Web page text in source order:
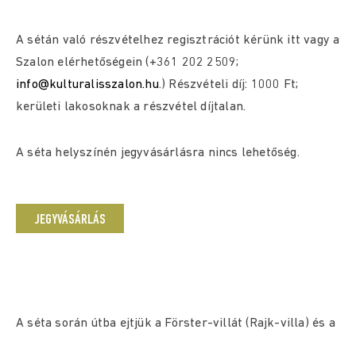
A sétán való részvételhez regisztrációt kérünk itt vagy a
Szalon elérhetőségein (+361 202 2509;
info@kulturalisszalon.hu.) Részvételi díj: 1000 Ft;
kerületi lakosoknak a részvétel díjtalan.
A séta helyszínén jegyvásárlásra nincs lehetőség.
JEGYVÁSÁRLÁS
A séta során útba ejtjük a Förster-villát (Rajk-villa) és a